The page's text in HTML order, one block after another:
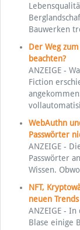
Bauwerken
Der Weg
beachten?
ANZEIGE -
Fiction
WebAuthn
Passwörter
ANZEIGE -
Passwörter
Wissen.
NFT,
neuen
ANZEIGE -
Blase einige